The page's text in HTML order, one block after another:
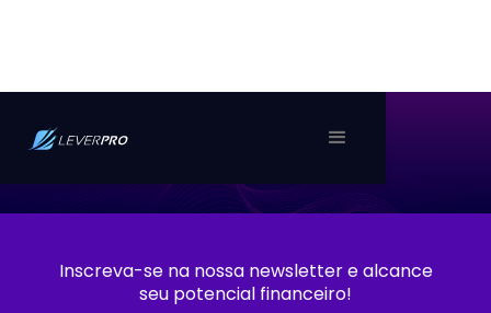
Inscreva-se na nossa newsletter e alcance
seu potencial financeiro!